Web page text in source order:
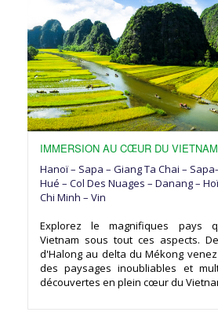
IMMERSION AU CŒUR DU VIETNAM
Hanoï – Sapa – Giang Ta Chai –
Hué – Col Des Nuages – Danang –
Chi Minh – Vin
Explorez le magnifiques pays
Vietnam sous tout ces aspects.
d'Halong au delta du Mékong
des paysages inoubliables et
découvertes en plein cœur du